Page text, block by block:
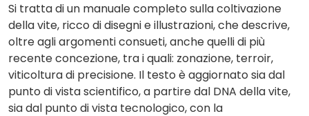
Si tratta di un manuale completo sulla coltivazione
della vite, ricco di disegni e illustrazioni, che descrive,
oltre agli argomenti consueti, anche quelli di più
recente concezione, tra i quali: zonazione, terroir,
viticoltura di precisione. Il testo è aggiornato sia dal
punto di vista scientifico, a partire dal DNA della vite,
sia dal punto di vista tecnologico, con la